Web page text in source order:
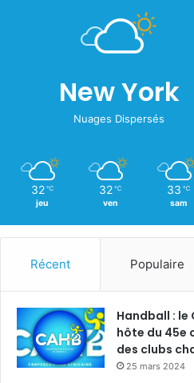
New York
Nuages Dispersés
32 ℃
jeu
32 ℃
ven
33 ℃
sam
Récent Populaire
Handball : le
hôte du 45e
des clubs
25 mars 2024